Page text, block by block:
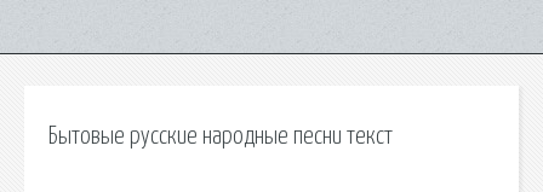
Бытовые русские народные песни текст